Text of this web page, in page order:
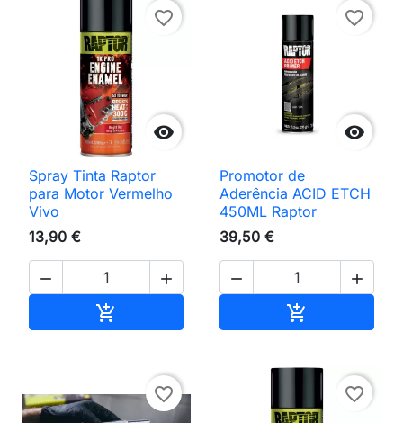

favorite_border
Spray Tinta Raptor
para Motor Vermelho
Vivo
13,90 €
 


favorite_border
Promotor de
Aderência ACID ETCH
450ML Raptor
39,50 €
 

favorite_border favorite_border